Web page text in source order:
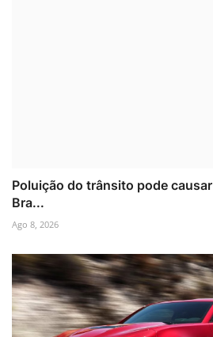
Poluição do trânsito pode
Bra...
Ago 8, 2026